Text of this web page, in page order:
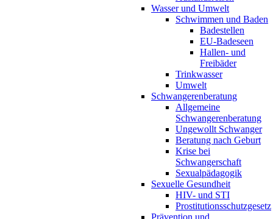
Wasser und Umwelt
Schwimmen und Baden
Badestellen
EU-Badeseen
Hallen- und
Freibäder
Trinkwasser
Umwelt
Schwangerenberatung
Allgemeine
Schwangerenberatung
Ungewollt Schwanger
Beratung nach Geburt
Krise bei
Schwangerschaft
Sexualpädagogik
Sexuelle Gesundheit
HIV- und STI
Prostitutionsschutzgesetz
Prävention und